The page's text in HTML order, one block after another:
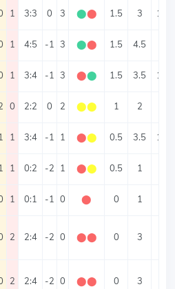
1 3:3 0 3 ⬤⬤ 1.5 3 1.5
1 4:5 -1 3 ⬤⬤ 1.5 4.5
1 3:4 -1 3 ⬤⬤ 1.5 3.5 1.5
0 2:2 0 2 ⬤⬤ 1 2
1 3:4 -1 1 ⬤⬤ 0.5 3.5 1.5
1 0:2 -2 1 ⬤⬤ 0.5 1
1 0:1 -1 0 ⬤ 0 1
2 2:4 -2 0 ⬤⬤ 0 3
2 2:4 -2 0 ⬤⬤ 0 3